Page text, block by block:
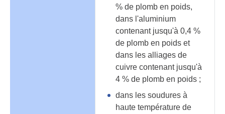
% de plomb en poids,
dans l'aluminium
contenant jusqu'à 0,4 %
de plomb en poids et
dans les alliages de
cuivre contenant jusqu'à
4 % de plomb en poids ;
dans les soudures à
haute température de